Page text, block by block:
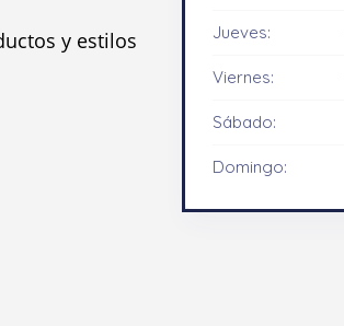
y estilos
Jueves:
Viernes:
Sábado:
Domingo: